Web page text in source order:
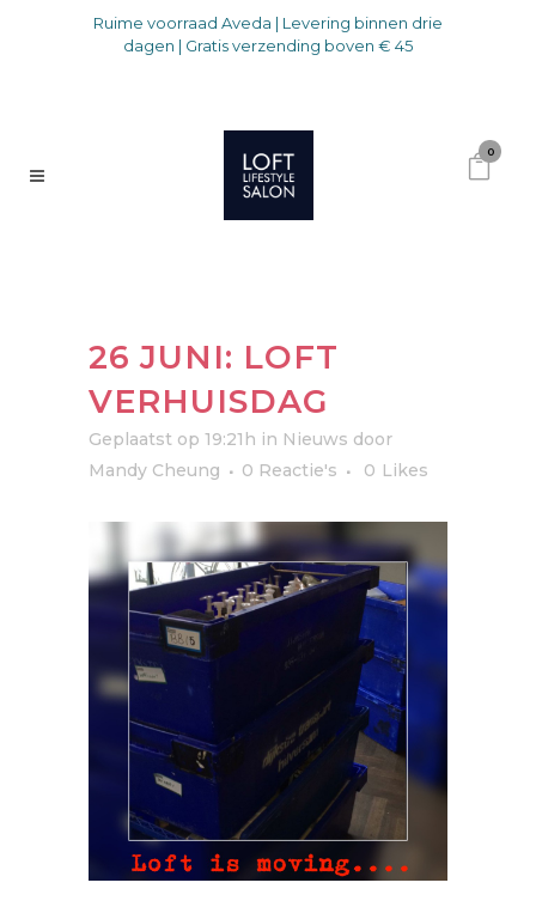
Ruime voorraad Aveda | Levering binnen drie
dagen | Gratis verzending boven € 45
0
26 JUNI: LOFT
VERHUISDAG
Geplaatst op 19:21h in Nieuws door
Mandy Cheung
0 Reactie's 0 Likes